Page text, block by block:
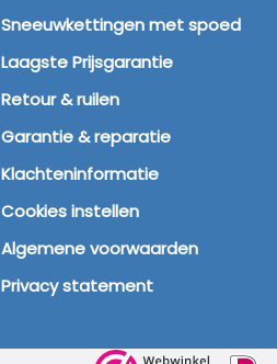
Sneeuwkettingen met spoed
Laagste Prijsgarantie
Retour & ruilen
Garantie & reparatie
Klachteninformatie
Cookies instellen
Algemene voorwaarden
Privacy statement